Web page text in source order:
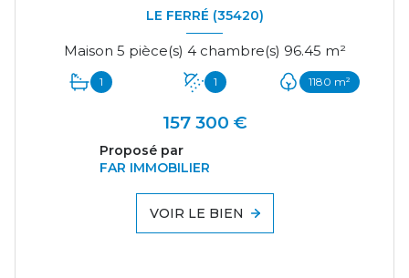
LE FERRÉ (35420)
Maison 5 pièce(s) 4 chambre(s) 96.45 m²
1 1 1180 m²
157 300 €
Proposé par
FAR IMMOBILIER
VOIR LE BIEN